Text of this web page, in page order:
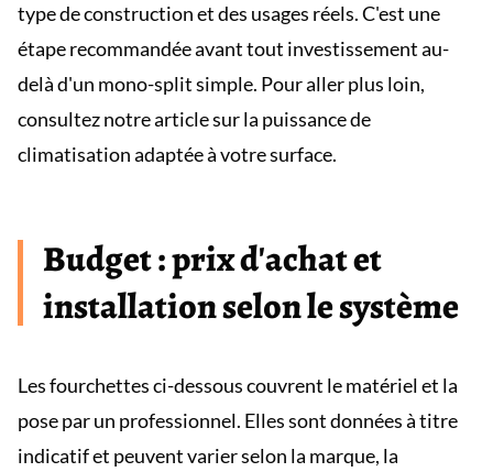
type de construction et des usages réels. C'est une
étape recommandée avant tout investissement au-
delà d'un mono-split simple. Pour aller plus loin,
consultez notre article sur la puissance de
climatisation adaptée à votre surface.
Budget : prix d'achat et
installation selon le système
Les fourchettes ci-dessous couvrent le matériel et la
pose par un professionnel. Elles sont données à titre
indicatif et peuvent varier selon la marque, la